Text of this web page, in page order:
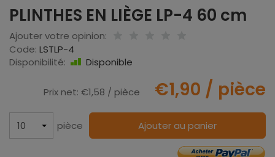
PLINTHES EN LIÈGE LP-4 60 cm
Ajouter votre opinion:
Code: LSTLP-4
Disponibilité:
Disponible
Prix net: €1,58 / pièce €1,90 / pièce
pièce Ajouter au panier